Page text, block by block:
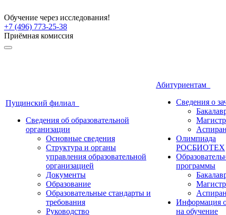
Обучение через исследования!
+7 (496) 773-25-38
Приёмная комиссия
Пущинский филиал
Сведения об образовательной
организации
Основные сведения
Структура и органы
управления образовательной
организацией
Документы
Образование
Образовательные стандарты и
требования
Руководство
Абитуриентам
Сведения о
Олимпиада
РОСБИОТЕХ
программы
Информация
на обучение